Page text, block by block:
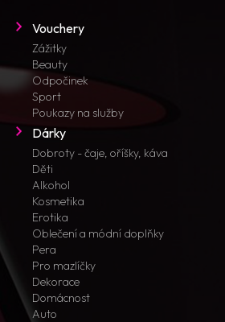
Vouchery
Zážitky
Beauty
Odpočinek
Sport
Poukazy na služby
Dárky
Dobroty - čaje, oříšky, káva
Děti
Alkohol
Kosmetika
Erotika
Oblečení a módní doplňky
Pera
Pro mazlíčky
Dekorace
Domácnost
Auto